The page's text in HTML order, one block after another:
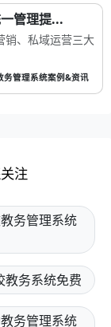
管理提...
销、私域运营三大
务管理系统案例&资讯
注
务管理系统
教务系统免费
务管理系统